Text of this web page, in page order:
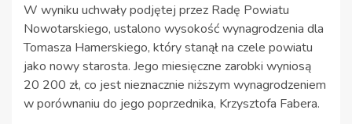
W wyniku uchwały podjętej przez Radę Powiatu
Nowotarskiego, ustalono wysokość wynagrodzenia dla
Tomasza Hamerskiego, który stanął na czele powiatu
jako nowy starosta. Jego miesięczne zarobki wyniosą
20 200 zł, co jest nieznacznie niższym wynagrodzeniem
w porównaniu do jego poprzednika, Krzysztofa Fabera.